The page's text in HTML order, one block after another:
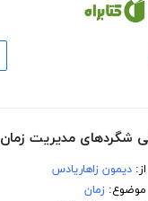
شگردهای مدیریت زمان
از:دیمون زاهاریادس
موضوع:زمان